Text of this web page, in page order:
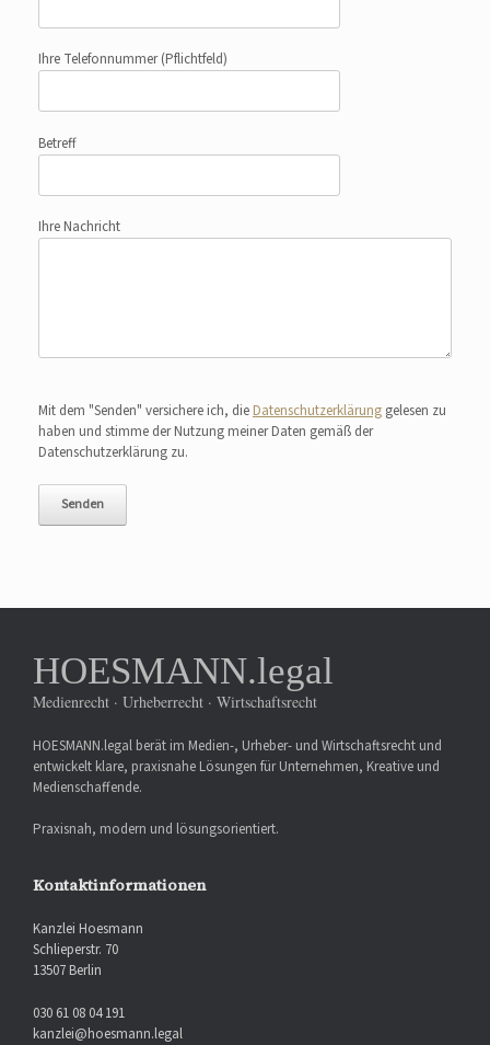
Ihre Telefonnummer(Pflichtfeld)
Betreff
Ihre Nachricht
Mit dem "Senden" versichere ich, die Datenschutzerklärung gelesen zu
haben und stimme der Nutzung meiner Daten gemäß der
Datenschutzerklärung zu.
HOESMANN.legal
Medienrecht · Urheberrecht · Wirtschaftsrecht
HOESMANN.legal berät im Medien-, Urheber- und Wirtschaftsrecht und
entwickelt klare, praxisnahe Lösungen für Unternehmen, Kreative und
Medienschaffende.
Praxisnah, modern und lösungsorientiert.
Kontaktinformationen
Kanzlei Hoesmann
Schlieperstr. 70
13507 Berlin
030 61 08 04 191
kanzlei@hoesmann.legal